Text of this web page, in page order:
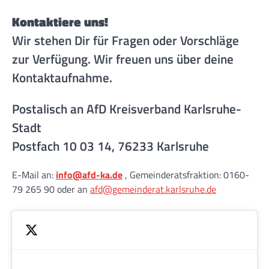
Kontaktiere uns!
Wir stehen Dir für Fragen oder Vorschläge
zur Verfügung. Wir freuen uns über deine
Kontaktaufnahme.
Postalisch an AfD Kreisverband Karlsruhe-
Stadt
Postfach 10 03 14, 76233 Karlsruhe
E-Mail an: info@afd-ka.de, Gemeinderatsfraktion: 0160-
79 265 90 oder an afd@gemeinderat.karlsruhe.de